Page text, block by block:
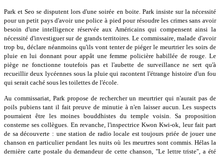
Park et Seo se disputent lors d'une soirée en boite. Park insiste sur la nécessité
pour un petit pays d'avoir une police à pied pour résoudre les crimes sans avoir
besoin d'une intelligence réservée aux Américains qui compensent ainsi la
nécessité d'investiguer sur de grands territoires. Le commissaire, malade d'avoir
trop bu, déclare néanmoins qu'ils vont tenter de piéger le meurtrier les soirs de
pluie en lui donnant pour appât une femme policière habillée de rouge. Le
piège ne fonctionne toutefois pas et l'aubette de surveillance ne sert qu'à
recueillir deux lycéennes sous la pluie qui racontent l'étrange histoire d'un fou
qui serait caché sous les toilettes de l'école.
Au commissariat, Park propose de rechercher un meurtrier qui n'aurait pas de
poils pubiens tant il fait preuve de minutie à n'en laisser aucun. Les suspects
pourraient être les moines bouddhistes du temple voisin. Sa proposition
consterne ses collègues. En revanche, l'inspectrice Kwon Kwi-ok, leur fait part
de sa découverte : une station de radio locale est toujours priée de jouer une
chanson en particulier pendant les nuits où les meurtres sont commis. Hélas la
dernière carte postale du demandeur de cette chanson, "Le lettre triste", a été